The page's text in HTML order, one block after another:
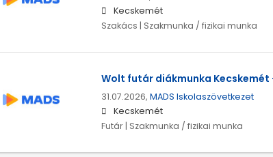
Kecskemét
Szakács | Szakmunka / fizikai munka
Wolt futár diákmunka
31.07.2026, MADS Iskolaszövetkezet
Kecskemét
Futár | Szakmunka / fizikai munka